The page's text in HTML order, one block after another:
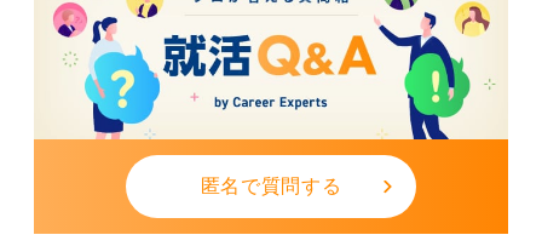
匿名で質問する